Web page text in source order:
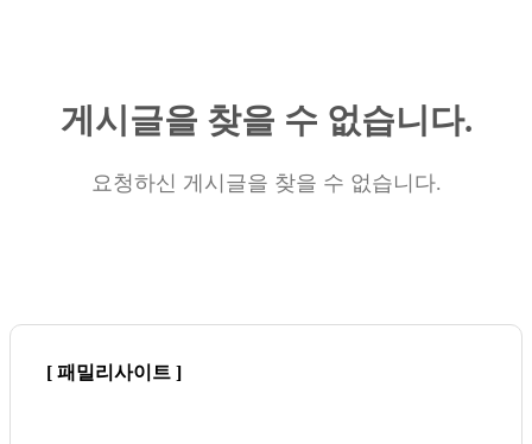
게시글을 찾을 수 없습니다.
요청하신 게시글을 찾을 수 없습니다.
[ 패밀리사이트 ]